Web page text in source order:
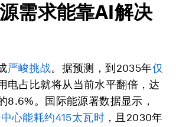
需求能靠AI解决
严峻挑战。据预测，到2035年仅
电占比就将从当前水平翻倍，达
8.6%。国际能源署数据显示，
心能耗约415太瓦时 ，且2030年